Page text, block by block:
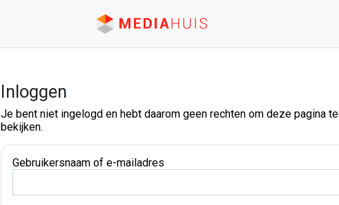
Inloggen
Je bent niet ingelogd en hebt daarom geen rechten om deze pagina te
bekijken.
Gebruikersnaam of e-mailadres